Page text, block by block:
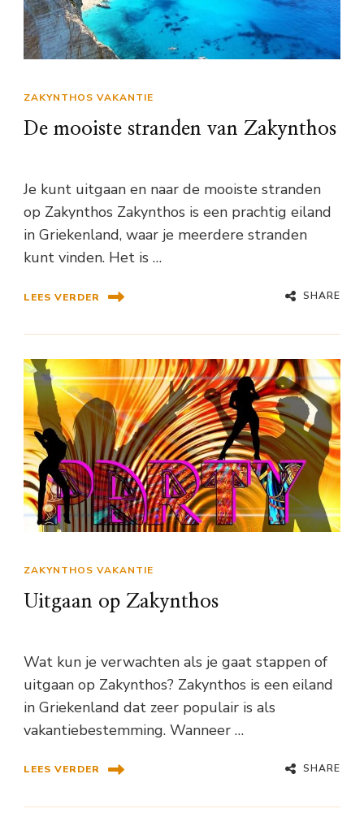
ZAKYNTHOS VAKANTIE
De mooiste stranden van Zakynthos
Je kunt uitgaan en naar de mooiste stranden
op Zakynthos Zakynthos is een prachtig eiland
in Griekenland, waar je meerdere stranden
kunt vinden. Het is …
LEES VERDER SHARE
ZAKYNTHOS VAKANTIE
Uitgaan op Zakynthos
Wat kun je verwachten als je gaat stappen of
uitgaan op Zakynthos? Zakynthos is een eiland
in Griekenland dat zeer populair is als
vakantiebestemming. Wanneer …
LEES VERDER SHARE